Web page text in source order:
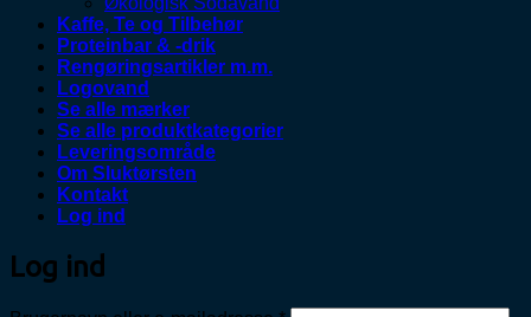
Kaffe, Te og Tilbehør
Proteinbar & -drik
Rengøringsartikler m.m.
Logovand
Se alle mærker
Se alle produktkategorier
Leveringsområde
Om Sluktørsten
Kontakt
Log ind
Log ind